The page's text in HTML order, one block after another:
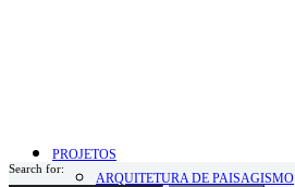
PROJETOS
ARQUITETURA DE PAISAGISMO
Search for: